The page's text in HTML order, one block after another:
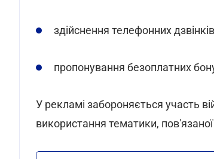
здійснення телефонних
пропонування безоплатних
У рекламі забороняється участь
використання тематики,